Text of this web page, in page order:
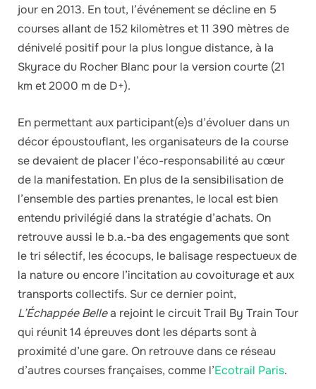
jour en 2013. En tout, l’événement se décline en 5
courses allant de 152 kilomètres et 11 390 mètres de
dénivelé positif pour la plus longue distance, à la
Skyrace du Rocher Blanc pour la version courte (21
km et 2000 m de D+).
En permettant aux participant(e)s d’évoluer dans un
décor époustouflant, les organisateurs de la course
se devaient de placer l’éco-responsabilité au cœur
de la manifestation. En plus de la sensibilisation de
l’ensemble des parties prenantes, le local est bien
entendu privilégié dans la stratégie d’achats. On
retrouve aussi le b.a.-ba des engagements que sont
le tri sélectif, les écocups, le balisage respectueux de
la nature ou encore l’incitation au covoiturage et aux
transports collectifs. Sur ce dernier point,
L’Échappée Bellea rejoint le circuit Trail By Train Tour
qui réunit 14 épreuves dont les départs sont à
proximité d’une gare. On retrouve dans ce réseau
d’autres courses françaises, comme l’Ecotrail Paris.